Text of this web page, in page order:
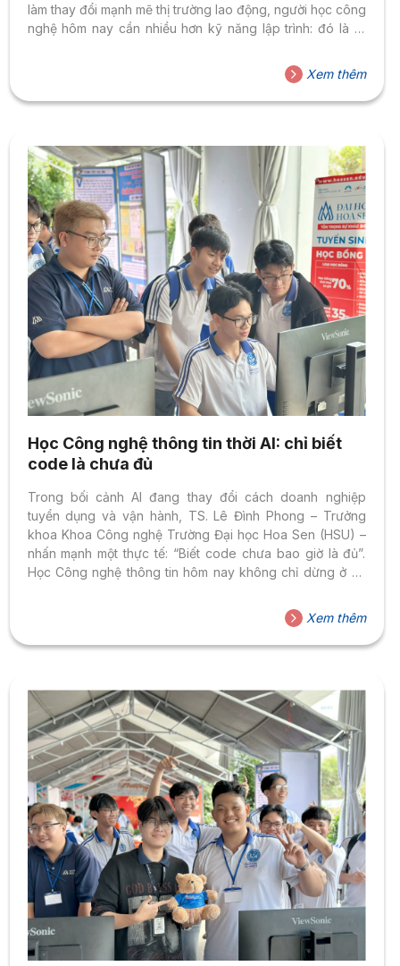
làm thay đổi mạnh mẽ thị trường lao động, người học công
nghệ hôm nay cần nhiều hơn kỹ năng lập trình: đó là tư
thích ứng dài hạn. Trí tuệ nhân tạo (AI) đang tạo ra những
thay đổi sâu rộng trong lĩnh vực công nghệ thông tin,
buộc người lao động...
Xem thêm
Học Công nghệ thông tin thời AI: chỉ biết
code là chưa đủ
Trong bối cảnh AI đang thay đổi cách doanh nghiệp
tuyển dụng và vận hành, TS. Lê Đình Phong – Trưởng
khoa Khoa Công nghệ Trường Đại học Hoa Sen (HSU) –
nhấn mạnh một thực tế: “Biết code chưa bao giờ là đủ”.
Học Công nghệ thông tin hôm nay không chỉ dừng ở kỹ
ứng dụng công nghệ vào thực tế và năng lực thích ứng
với thị trường lao động đang thay đổi từng ngày. Sinh viên
IT ra trường chỉ biết code đang đối...
Xem thêm